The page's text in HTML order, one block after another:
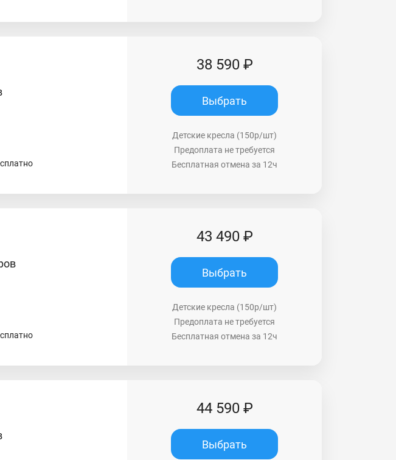
38 590 ₽
Выбрать
Детские кресла (150р/шт)
Предоплата не требуется
Бесплатная отмена за 12ч
43 490 ₽
Выбрать
Детские кресла (150р/шт)
Предоплата не требуется
Бесплатная отмена за 12ч
44 590 ₽
Выбрать